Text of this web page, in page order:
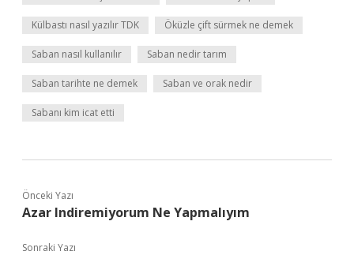
Külbastı nasıl yazılır TDK Öküzle çift sürmek ne demek
Saban nasıl kullanılır Saban nedir tarım
Saban tarihte ne demek Saban ve orak nedir
Sabanı kim icat etti
Önceki Yazı
Azar Indiremiyorum Ne Yapmalıyım
Sonraki Yazı